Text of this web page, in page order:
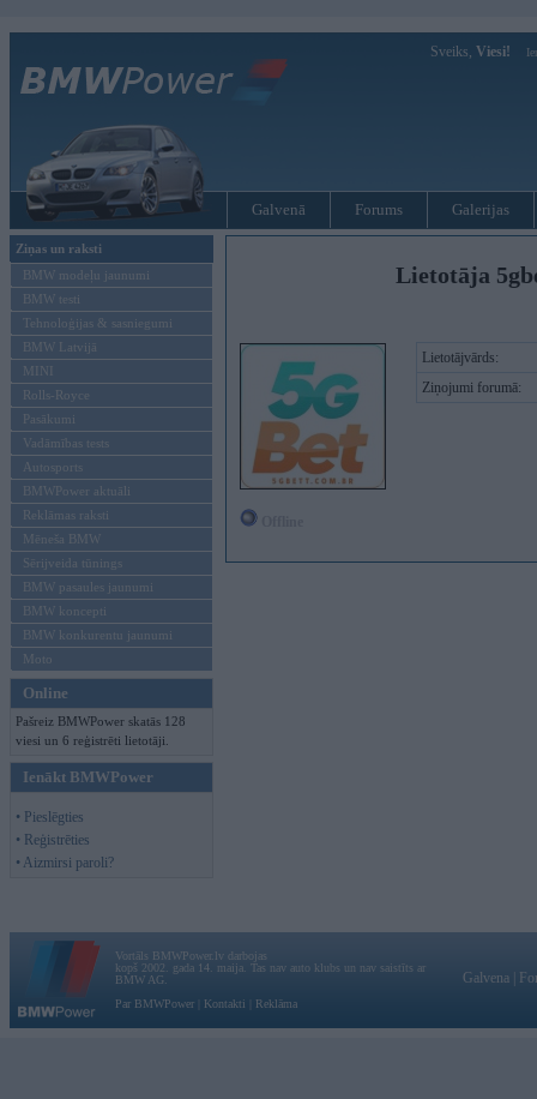
Sveiks, Viesi!
Galvenā Forums Galerijas
Ziņas un raksti
BMW modeļu jaunumi
BMW testi
Tehnoloģijas & sasniegumi
BMW Latvijā
MINI
Rolls-Royce
Pasākumi
Vadāmības tests
Autosports
BMWPower aktuāli
Reklāmas raksti
Mēneša BMW
Sērijveida tūnings
BMW pasaules jaunumi
BMW koncepti
BMW konkurentu jaunumi
Moto
Online
Pašreiz BMWPower skatās 128
viesi un 6 reģistrēti lietotāji.
Ienākt BMWPower
• Pieslēgties
• Reģistrēties
• Aizmirsi paroli?
Lietotāja
Lietotājvārds:
Ziņojumi forumā:
Vortāls BMWPower.lv darbojas
kopš 2002. gada 14. maija. Tas nav auto klubs un nav saistīts ar
BMW AG.
Par BMWPower
Kontakti Reklāma
Galvena